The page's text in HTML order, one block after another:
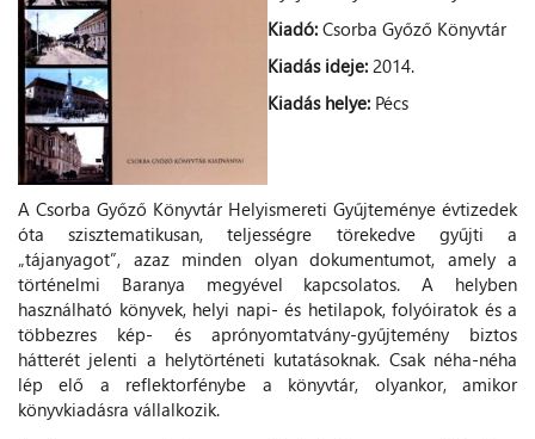
Kiadó: Csorba Győző Könyvtár
Kiadás ideje: 2014.
Kiadás helye: Pécs
A Csorba Győző Könyvtár Helyismereti Gyűjteménye évtizedek
óta szisztematikusan, teljességre törekedve gyűjti a
„tájanyagot”, azaz minden olyan dokumentumot, amely a
történelmi Baranya megyével kapcsolatos. A helyben
használható könyvek, helyi napi- és hetilapok, folyóiratok és a
többezres kép- és aprónyomtatvány-gyűjtemény biztos
hátterét jelenti a helytörténeti kutatásoknak. Csak néha-néha
lép elő a reflektorfénybe a könyvtár, olyankor, amikor
könyvkiadásra vállalkozik.